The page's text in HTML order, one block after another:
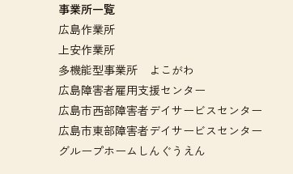
事業所一覧
広島作業所
上安作業所
多機能型事業所 よこがわ
広島障害者雇用支援センター
広島市西部障害者デイサービスセンター
広島市東部障害者デイサービスセンター
グループホームしんぐうえん